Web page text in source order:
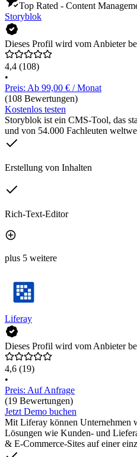
Top Rated - Content
Storyblok
Dieses Profil wird vom Anbieter
4,4 (108)
•
Preis: Ab 99,00 € / Monat
(108 Bewertungen)
Kostenlos testen
Storyblok ist ein CMS-Tool, das
und von 54.000 Fachleuten
Erstellung von Inhalten
Rich-Text-Editor
plus 5 weitere
Liferay
Dieses Profil wird vom Anbieter
4,6 (19)
•
Preis: Auf Anfrage
(19 Bewertungen)
Jetzt Demo buchen
Mit Liferay können Unternehmen
Lösungen wie Kunden- und
& E-Commerce-Sites auf einer